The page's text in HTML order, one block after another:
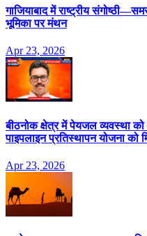
गाजियाबाद में राष्ट्रीय
भूमिका पर मंथन
Apr 23, 2026
बीठनोक क्षेत्र में पेयजल व्यवस्था
पाइपलाइन प्रतिस्थापन योजना को
Apr 23, 2026